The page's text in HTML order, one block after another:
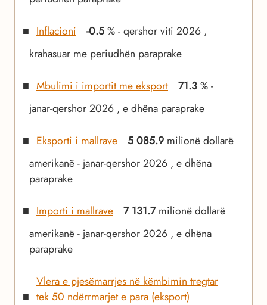
Inflacioni -0.5% - qershor viti 2026 ,
krahasuar me periudhën paraprake
Mbulimi i importit me eksport 71.3% -
janar-qershor 2026 , e dhëna paraprake
Eksporti i mallrave 5 085.9 milionë dollarë
amerikanë - janar-qershor 2026 , e dhëna
paraprake
Importi i mallrave 7 131.7milionë dollarë
amerikanë - janar-qershor 2026 , e dhëna
paraprake
Vlera e pjesëmarrjes në këmbimin tregtar
tek 50 ndërrmarjet e para (eksport)